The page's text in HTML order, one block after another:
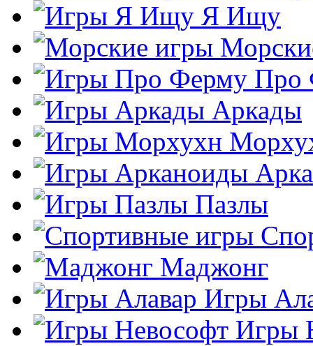
Я Ищу
Про
Аркады
Пазлы
Маджонг
Игры
Игры